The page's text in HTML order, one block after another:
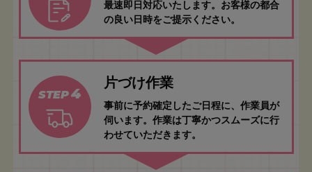
最速即日対応いたします。お客様の都合
の良い日時をご提示ください。
STEP4
片づけ作業
事前に予約確定したご日程に、作業員が
伺います。作業は丁寧かつスムーズに行
わせていただきます。